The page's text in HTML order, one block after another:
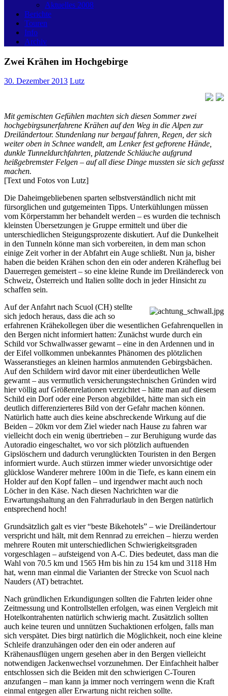
Aktuelles 2008
Berichte
Touren
Info
Archiv
Zwei Krähen im Hochgebirge
30. Dezember 2013 Lutz
Mit gemischten Gefühlen machten sich diesen Sommer zwei
hochgebirgsunerfahrene Krähen auf den Weg in die Alpen zur
Dreiländertour. Stundenlang nur bergauf fahren, Regen, der sich
weiter oben in Schnee wandelt, am Lenker fest gefrorene Hände,
dunkle Tunneldurchfahrten, platzende Schläuche aufgrund
heißgebremster Felgen – auf all diese Dinge mussten sie sich gefasst
machen.
[Text und Fotos von Lutz]
Die Daheimgebliebenen sparten selbstverständlich nicht mit
fürsorglichen und gutgemeinten Tipps. Unterkühlungen müssen
vom Körperstamm her behandelt werden – es wurden die technisch
kleinsten Übersetzungen je Gruppe ermittelt und über die
unterschiedlichen Steigungsprozente diskutiert. Auf die Dunkelheit
in den Tunneln könne man sich vorbereiten, in dem man schon
einige Zeit vorher in der Abfahrt ein Auge schließt. Nun ja, bisher
haben die beiden Krähen schon den ein oder anderen Kräheflug bei
Dauerregen gemeistert – so eine kleine Runde im Dreiländereck von
Schweiz, Österreich und Italien sollte doch in jeder Hinsicht zu
schaffen sein.
Auf der Anfahrt nach Scuol (CH) stellte
sich jedoch heraus, dass die ach so
erfahrenen Krähekollegen über die wesentlichen Gefahrenquellen in
den Bergen nicht informiert hatten: Zunächst wurde durch ein
Schild vor Schwallwasser gewarnt – eine in den Ardennen und in
der Eifel vollkommen unbekanntes Phänomen des plötzlichen
Wasseranstieges an kleinen harmlos anmutenden Gebirgsbächen.
Auf den Schildern wird davor mit einer überdeutlichen Welle
gewarnt – aus vermutlich versicherungstechnischen Gründen wird
hier völlig auf Größenrelationen verzichtet – hätte man auf diesem
Schild ein Dorf oder eine Person abgebildet, hätte man sich ein
deutlich differenzierteres Bild von der Gefahr machen können.
Natürlich hatte auch dies keine abschreckende Wirkung auf die
Beiden – 20km vor dem Ziel wieder nach Hause zu fahren war
vielleicht doch ein wenig übertrieben – zur Beruhigung wurde das
Autoradio eingeschaltet, wo vor sich plötzlich auftuenden
Gipslöschern und dadurch verunglückten Touristen in den Bergen
informiert wurde. Auch stürzen immer wieder unvorsichtige oder
glücklose Wanderer mehrere 100m in die Tiefe, es kann einem ein
Holder auf den Kopf fallen – und irgendwer macht auch noch
Löcher in den Käse. Nach diesen Nachrichten war die
Erwartungshaltung an den Fahrradurlaub in den Bergen natürlich
entsprechend hoch!
Grundsätzlich galt es vier “beste Bikehotels” – wie Dreiländertour
verspricht und hält, mit dem Rennrad zu erreichen – hierzu werden
mehrere Routen mit unterschiedlichen Schwierigkeitsgraden
vorgeschlagen – aufsteigend von A-C. Dies bedeutet, dass man die
Wahl von 70.5 km und 1565 Hm bis hin zu 154 km und 3118 Hm
hat, wenn man einmal die Varianten der Strecke von Scuol nach
Nauders (AT) betrachtet.
Nach gründlichen Erkundigungen sollten die Fahrten leider ohne
Zeitmessung und Kontrollstellen erfolgen, was einen Vergleich mit
Hotelkontrahenten natürlich schwierig macht. Zusätzlich sollten
auch keine teuren und unnützen Suchaktionen erfolgen, falls man
sich verspätet. Dies birgt natürlich die Möglichkeit, noch eine kleine
Schleife dranzuhängen oder den ein oder anderen auf
Krähenausflügen ungern gesehen aber in den Bergen vielleicht
notwendigen Jackenwechsel vorzunehmen. Der Einfachheit halber
entschlossen sich die Beiden mit den schwierigen C-Touren
anzufangen – man kann ja immer noch verringern wenn die Kraft
einmal entgegen aller Erwartung nicht reichen sollte.